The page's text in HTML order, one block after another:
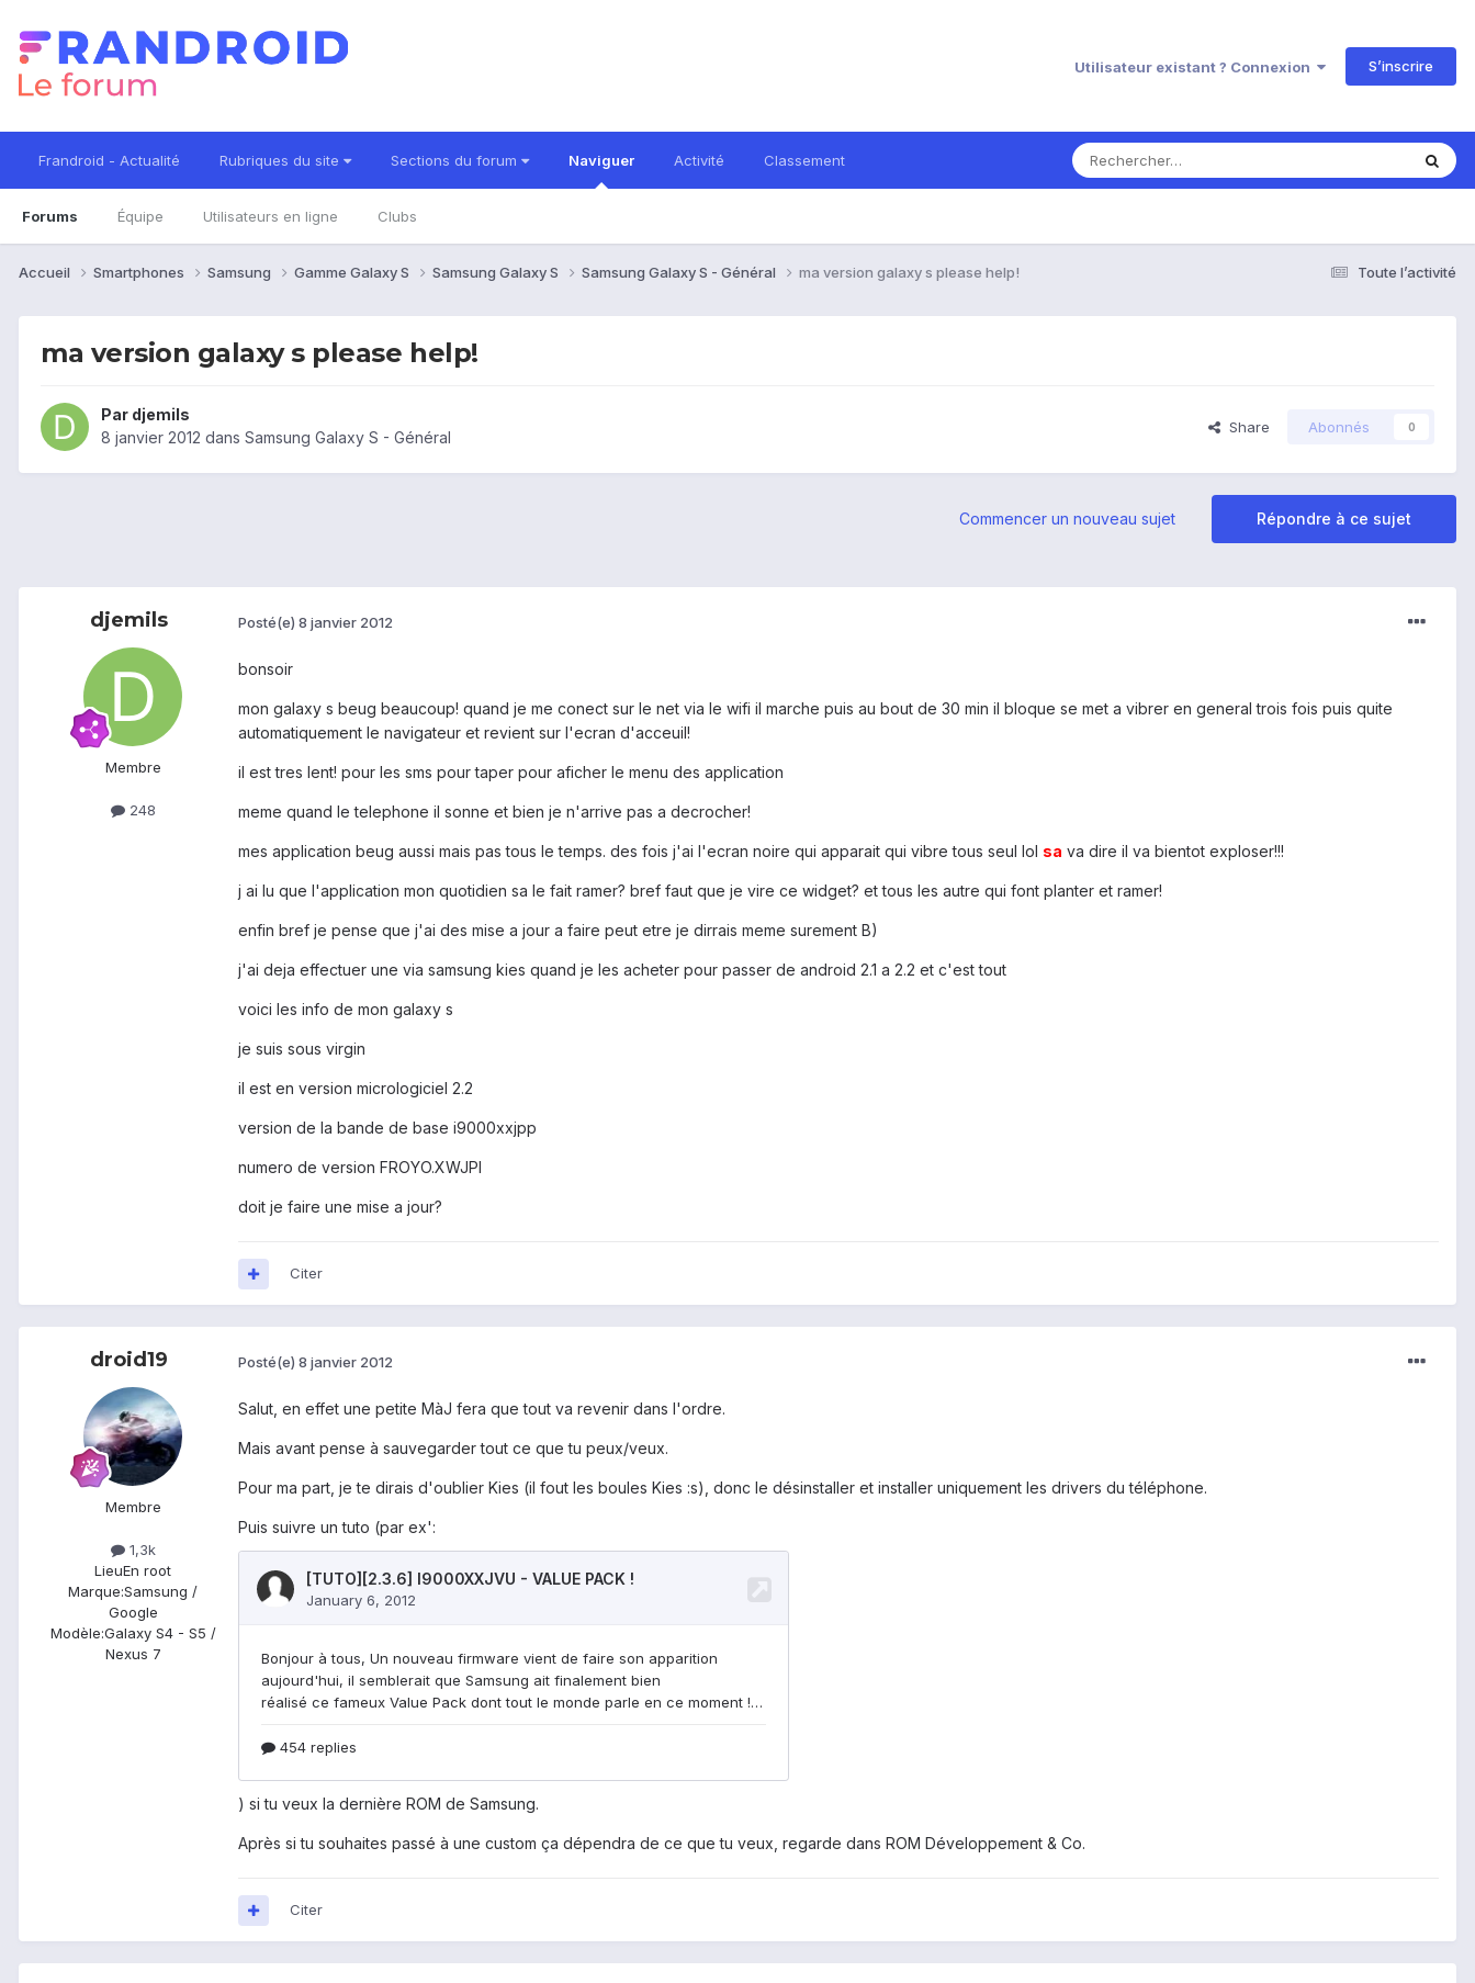
Utilisateur existant ? Connexion S’inscrire
Frandroid - Actualité Rubriques du site Sections du forum Naviguer
Forums Équipe Utilisateurs en ligne Clubs
Activité Classement
Toute l’activité
Accueil Smartphones Samsung Gamme Galaxy S Samsung Galaxy S Samsung Galaxy S - Général ma version galaxy s please help!
ma version galaxy s please help!
Par djemils
8 janvier 2012 dans Samsung Galaxy S - Général
Share Abonnés 0
Répondre à ce sujet
Commencer un nouveau sujet
djemils
Membre
248
Posté(e) 8 janvier 2012
bonsoir
mon galaxy s beug beaucoup! quand je me conect sur le net via le wifi il marche puis au bout de 30 min il bloque se met a vibrer en general trois fois puis quite
automatiquement le navigateur et revient sur l'ecran d'acceuil!
il est tres lent! pour les sms pour taper pour aficher le menu des application
meme quand le telephone il sonne et bien je n'arrive pas a decrocher!
mes application beug aussi mais pas tous le temps. des fois j'ai l'ecran noire qui apparait qui vibre tous seul lol sa va dire il va bientot exploser!!!
j ai lu que l'application mon quotidien sa le fait ramer? bref faut que je vire ce widget? et tous les autre qui font planter et ramer!
enfin bref je pense que j'ai des mise a jour a faire peut etre je dirrais meme surement B)
j'ai deja effectuer une via samsung kies quand je les acheter pour passer de android 2.1 a 2.2 et c'est tout
voici les info de mon galaxy s
je suis sous virgin
il est en version micrologiciel 2.2
version de la bande de base i9000xxjpp
numero de version FROYO.XWJPI
doit je faire une mise a jour?
Citer
droid19
Membre
1,3k
LieuEn root
Marque:Samsung /
Google
Modèle:Galaxy S4 - S5 /
Nexus 7
Posté(e) 8 janvier 2012
Salut, en effet une petite MàJ fera que tout va revenir dans l'ordre.
Mais avant pense à sauvegarder tout ce que tu peux/veux.
Pour ma part, je te dirais d'oublier Kies (il fout les boules Kies :s), donc le désinstaller et installer uniquement les drivers du téléphone.
Puis suivre un tuto (par ex':
) si tu veux la dernière ROM de Samsung.
Après si tu souhaites passé à une custom ça dépendra de ce que tu veux, regarde dans ROM Développement & Co.
Citer